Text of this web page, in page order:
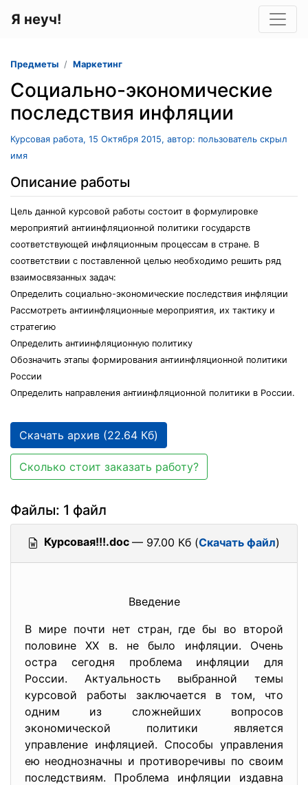
Я неуч!
Предметы Маркетинг
Социально-экономические
последствия инфляции
Курсовая работа, 15 Октября 2015, автор: пользователь скрыл
имя
Описание работы
Цель данной курсовой работы состоит в формулировке
мероприятий антиинфляционной политики государств
соответствующей инфляционным процессам в стране. В
соответствии с поставленной целью необходимо решить ряд
взаимосвязанных задач:
Определить социально-экономические последствия инфляции
Рассмотреть антиинфляционные мероприятия, их тактику и
стратегию
Определить антиинфляционную политику
Обозначить этапы формирования антиинфляционной политики
России
Определить направления антиинфляционной политики в России.
Скачать архив (22.64 Кб)
Сколько стоит заказать работу?
Файлы: 1 файл
Курсовая!!!.doc — 97.00 Кб (Скачать файл)
Введение
В мире почти нет стран, где бы во второй
половине ХХ в. не было инфляции. Очень
остра сегодня проблема инфляции для
России. Актуальность выбранной темы
курсовой работы заключается в том, что
одним из сложнейших вопросов
экономической политики является
управление инфляцией. Способы управления
ею неоднозначны и противоречивы по своим
последствиям. Проблема инфляции издавна